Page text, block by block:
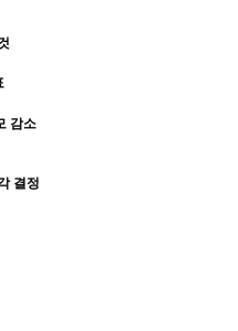
감소
결정